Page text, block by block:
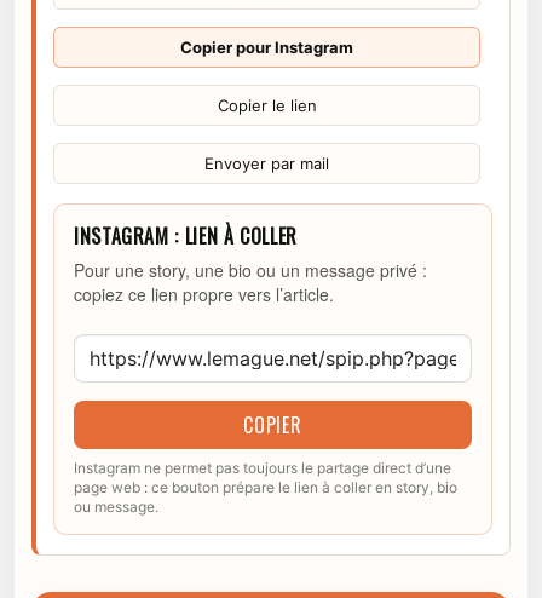
Copier pour Instagram
Copier le lien
Envoyer par mail
INSTAGRAM : LIEN À COLLER
Pour une story, une bio ou un message privé :
copiez ce lien propre vers l’article.
COPIER
Instagram ne permet pas toujours le partage direct d’une
page web : ce bouton prépare le lien à coller en story, bio
ou message.